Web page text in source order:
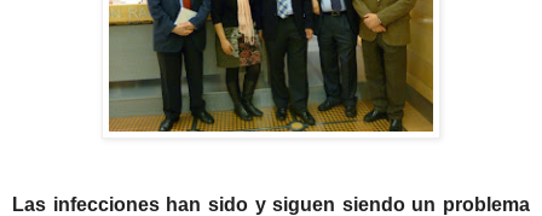
Las infecciones han sido y siguen siendo un problema